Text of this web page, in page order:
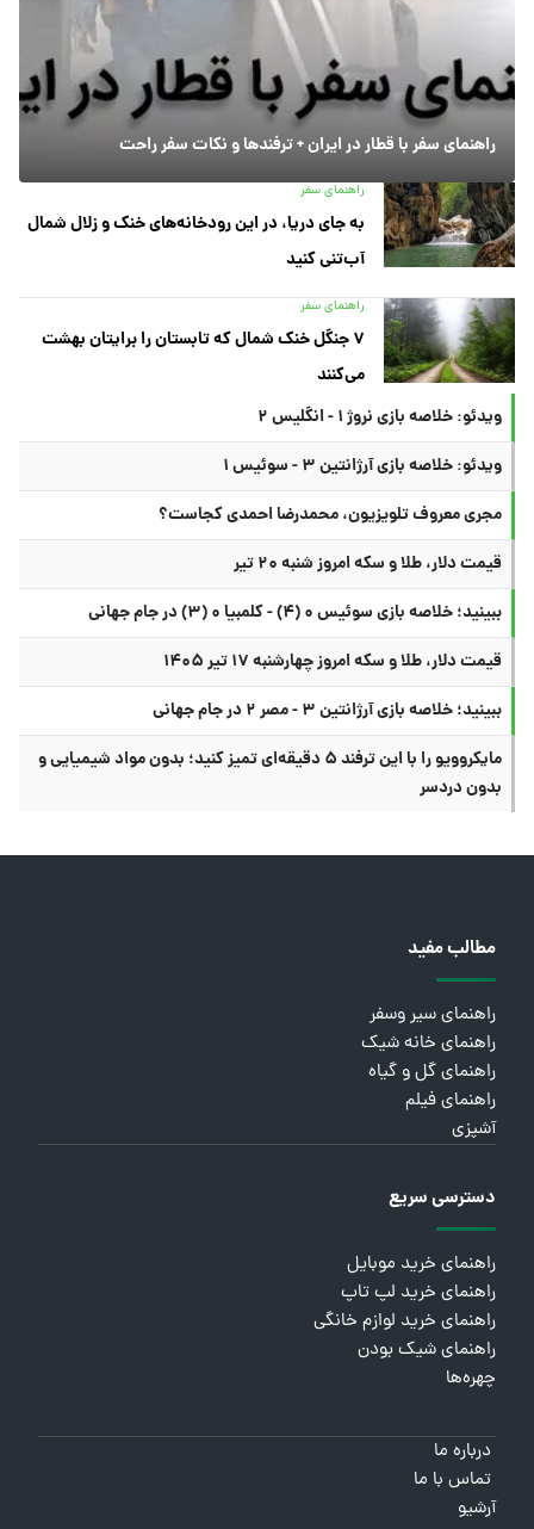
راهنمای سفر با قطار در ایران + ترفندها و نکات سفر راحت
راهنمای سفر
به جای دریا، در این رودخانه‌های خنک و زلال شمال
آب‌تنی کنید
راهنمای سفر
۷ جنگل خنک شمال که تابستان را برایتان بهشت
می‌کنند
ویدئو: خلاصه بازی نروژ ۱ - انگلیس ۲
ویدئو: خلاصه بازی آرژانتین ۳ - سوئیس ۱
مجری معروف تلویزیون، محمدرضا احمدی کجاست؟
قیمت دلار، طلا و سکه امروز شنبه ۲۰ تیر
ببینید؛ خلاصه بازی سوئیس ۰ (۴) - کلمبیا ۰ (۳) در جام جهانی
قیمت دلار، طلا و سکه امروز چهارشنبه ۱۷ تیر ۱۴۰۵
ببینید؛ خلاصه بازی آرژانتین ۳ - مصر ۲ در جام جهانی
مایکروویو را با این ترفند ۵ دقیقه‌ای تمیز کنید؛ بدون مواد شیمیایی و
بدون دردسر
مطالب مفید
راهنمای سیر وسفر
راهنمای خانه شیک
راهنمای گل و گیاه
راهنمای فیلم
آشپزی
دسترسی سریع
راهنمای خرید موبایل
راهنمای خرید لپ تاپ
راهنمای خرید لوازم خانگی
راهنمای شیک بودن
چهره‌ها
درباره ما
تماس با ما
آرشیو